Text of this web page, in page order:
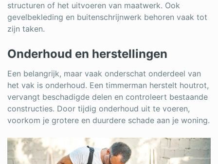
structuren of het uitvoeren van maatwerk. Ook
gevelbekleding en buitenschrijnwerk behoren vaak tot
zijn taken.
Onderhoud en herstellingen
Een belangrijk, maar vaak onderschat onderdeel van
het vak is onderhoud. Een timmerman herstelt houtrot,
vervangt beschadigde delen en controleert bestaande
constructies. Door tijdig onderhoud uit te voeren,
voorkom je grotere en duurdere schade aan je woning.